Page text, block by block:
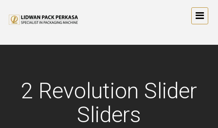
2 Revolution Slider
Sliders